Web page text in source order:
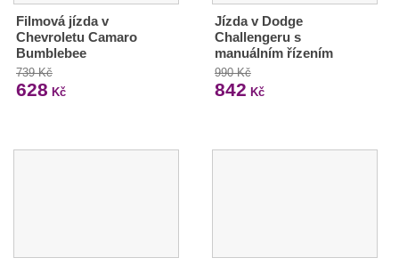
Filmová jízda v
Chevroletu Camaro
Bumblebee
739 Kč
628 Kč
Jízda v Dodge
Challengeru s
manuálním řízením
990 Kč
842 Kč